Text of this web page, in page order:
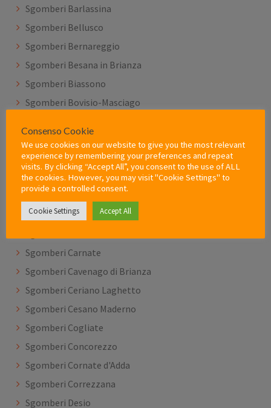
Sgomberi Barlassina
Sgomberi Bellusco
Sgomberi Bernareggio
Sgomberi Besana in Brianza
Sgomberi Biassono
Sgomberi Bovisio-Masciago
Sgomberi Brugherio
Sgomberi Burago di Molgora
Sgomberi Busnago
Sgomberi Caponago
Sgomberi Carnate
Sgomberi Cavenago di Brianza
Sgomberi Ceriano Laghetto
Sgomberi Cesano Maderno
Sgomberi Cogliate
Sgomberi Concorezzo
Sgomberi Cornate d'Adda
Sgomberi Correzzana
Sgomberi Desio
Consenso Cookie
We use cookies on our website to give you the most relevant
experience by remembering your preferences and repeat
visits. By clicking “Accept All”, you consent to the use of ALL
the cookies. However, you may visit "Cookie Settings" to
provide a controlled consent.
Cookie Settings Accept All